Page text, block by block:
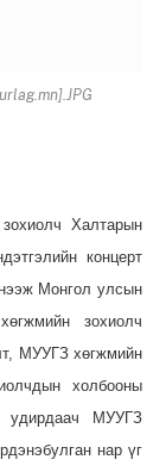
Халтарын
концерт
Монгол улсын
зохиолч
МУУГЗ хөгжмийн
холбооны
удирдаач МУУГЗ
нар үг